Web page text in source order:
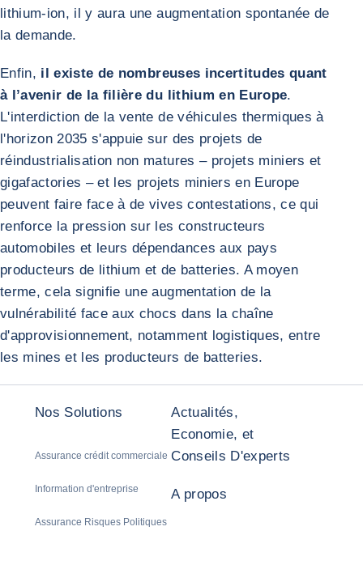
lithium-ion, il y aura une augmentation spontanée de
la demande.
Enfin, il existe de nombreuses incertitudes quant
à l’avenir de la filière du lithium en Europe.
L'interdiction de la vente de véhicules thermiques à
l'horizon 2035 s'appuie sur des projets de
réindustrialisation non matures – projets miniers et
gigafactories – et les projets miniers en Europe
peuvent faire face à de vives contestations, ce qui
renforce la pression sur les constructeurs
automobiles et leurs dépendances aux pays
producteurs de lithium et de batteries. A moyen
terme, cela signifie une augmentation de la
vulnérabilité face aux chocs dans la chaîne
d'approvisionnement, notamment logistiques, entre
les mines et les producteurs de batteries.
Nos Solutions
Assurance crédit commerciale
Information d'entreprise
Assurance Risques Politiques
Actualités,
Economie, et
Conseils D'experts
A propos